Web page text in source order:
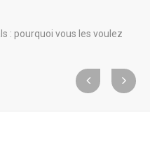
: pourquoi vous les voulez